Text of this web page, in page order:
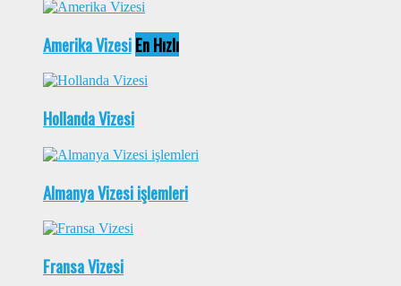
Amerika VizesiEn Hızlı
Hollanda Vizesi
Almanya Vizesi işlemleri
Fransa Vizesi